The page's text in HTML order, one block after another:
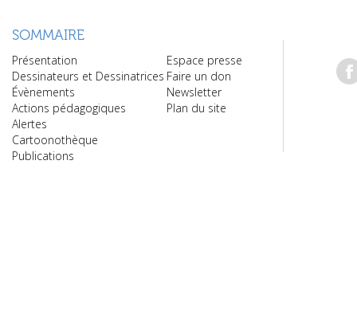
SOMMAIRE
Présentation
Dessinateurs et Dessinatrices
Évènements
Actions pédagogiques
Alertes
Cartoonothèque
Publications
Espace presse
Faire un don
Newsletter
Plan du site